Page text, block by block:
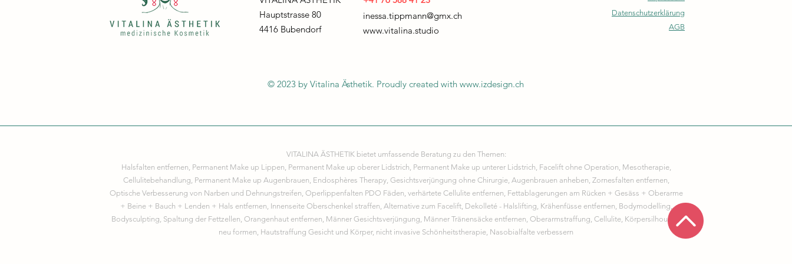
Hauptstrasse 80
4416 Bubendorf
inessa.tippmann@gmx.ch
www.vitalina.studio
Datenschutzerklärung
AGB
© 2023 by Vitalina Ästhetik. Proudly created with www.izdesign.ch
VITALINA ÄSTHETIK bietet umfassende Beratung zu den Themen:
Halsfalten entfernen, Permanent Make up Lippen, Permanent Make up oberer Lidstrich, Permanent Make up unterer Lidstrich, Facelift ohne Operation, Mesotherapie,
Cellulitebehandlung, Permanent Make up Augenbrauen, Endosphères Therapy, Gesichtsverjüngung ohne Chirurgie, Augenbrauen anheben, Zornesfalten entfernen,
Optische Verbesserung von Narben und Dehnungstreifen, Operlippenfalten PDO Fäden, verhärtete Cellulite entfernen, Fettablagerungen am Rücken + Gesäss + Oberarme
+ Beine + Bauch + Lenden + Hals entfernen, Innenseite Oberschenkel straffen, Alternative zum Facelift, Dekolleté - Halslifting, Krähenfüsse entfernen, Bodymodelling,
Bodysculpting, Spaltung der Fettzellen, Orangenhaut entfernen, Männer Gesichtsverjüngung, Männer Tränensäcke entfernen, Oberarmstraffung, Cellulite, Körpersilhouette
neu formen, Hautstraffung Gesicht und Körper, nicht invasive Schönheitstherapie, Nasobialfalte verbessern